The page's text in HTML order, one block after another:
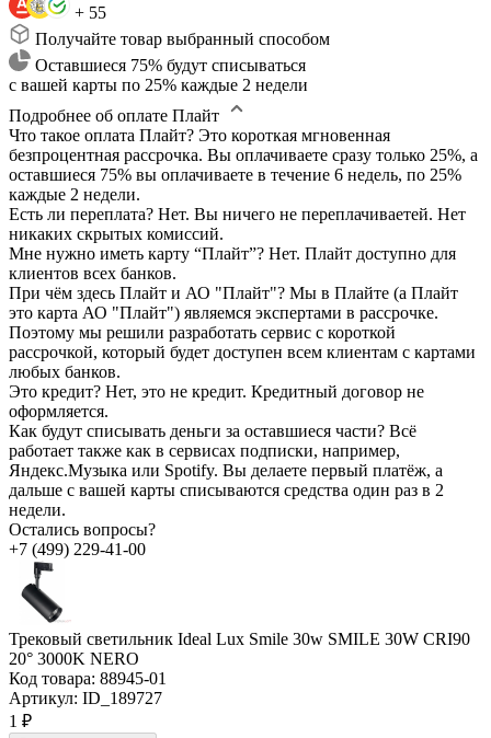
+ 55
Получайте товар выбранный способом
Оставшиеся 75% будут списываться
с вашей карты по 25% каждые 2 недели
Подробнее об оплате Плайт
Что такое оплата Плайт? Это короткая мгновенная
безпроцентная рассрочка. Вы оплачиваете сразу только 25%, а
оставшиеся 75% вы оплачиваете в течение 6 недель, по 25%
каждые 2 недели.
Есть ли переплата? Нет. Вы ничего не переплачиваетей. Нет
никаких скрытых комиссий.
Мне нужно иметь карту “Плайт”? Нет. Плайт доступно для
клиентов всех банков.
При чём здесь Плайт и АО "Плайт"? Мы в Плайте (а Плайт
это карта АО "Плайт") являемся экспертами в рассрочке.
Поэтому мы решили разработать сервис с короткой
рассрочкой, который будет доступен всем клиентам с картами
любых банков.
Это кредит? Нет, это не кредит. Кредитный договор не
оформляется.
Как будут списывать деньги за оставшиеся части? Всё
работает также как в сервисах подписки, например,
Яндекс.Музыка или Spotify. Вы делаете первый платёж, а
дальше с вашей карты списываются средства один раз в 2
недели.
Остались вопросы?
+7 (499) 229-41-00
Трековый светильник Ideal Lux Smile 30w SMILE 30W CRI90
20° 3000K NERO
Код товара: 88945-01
Артикул: ID_189727
1 ₽